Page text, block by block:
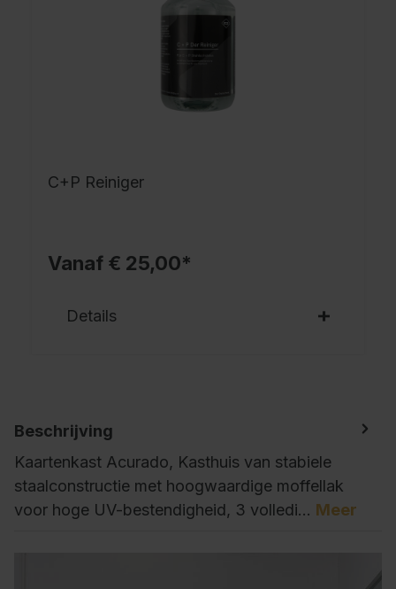
C+P Reiniger
Vanaf € 25,00*
Details
Beschrijving
Kaartenkast Acurado, Kasthuis van stabiele
staalconstructie met hoogwaardige moffellak
voor hoge UV-bestendigheid, 3 volledi… Meer